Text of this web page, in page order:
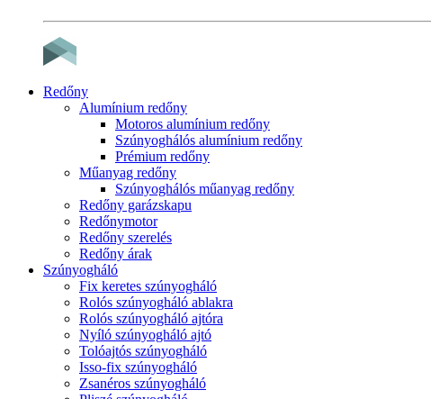
Redőny
Alumínium redőny
Motoros alumínium redőny
Szúnyoghálós alumínium redőny
Prémium redőny
Műanyag redőny
Szúnyoghálós műanyag redőny
Redőny garázskapu
Redőnymotor
Redőny szerelés
Redőny árak
Szúnyogháló
Fix keretes szúnyogháló
Rolós szúnyogháló ablakra
Rolós szúnyogháló ajtóra
Nyíló szúnyogháló ajtó
Tolóajtós szúnyogháló
Isso-fix szúnyogháló
Zsanéros szúnyogháló